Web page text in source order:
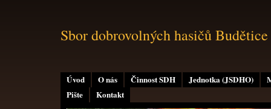
Úvod O nás Činnost SDH Jednotka (JSDHO)
Pište
Kontakt
Sbor dobrovolných hasičů Budětice